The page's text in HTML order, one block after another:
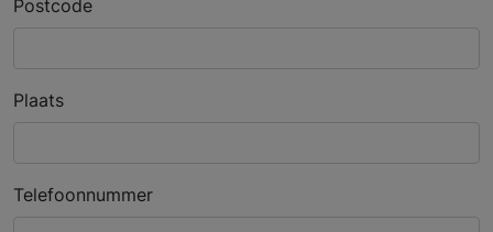
Postcode
Plaats
Telefoonnummer